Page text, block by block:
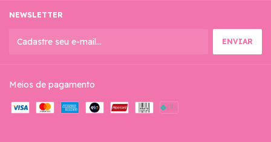
NEWSLETTER
Meios de pagamento